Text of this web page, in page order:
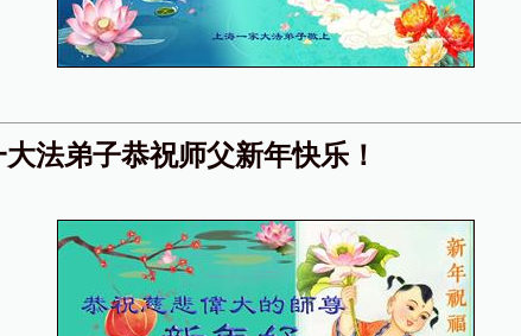
法弟子恭祝师父新年快乐！